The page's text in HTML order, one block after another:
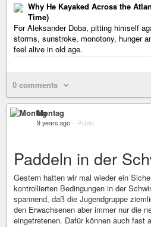
Why He Kayaked Across the
Time)
For Aleksander Doba, pitting himself
storms, sunstroke, monotony, hunger
feel alive in old age.
0 comments
Montag
9 years ago – Public
Paddeln in der
Gestern hatten wir mal wieder ein
kontrollierten Bedingungen in der
spannend, daß die Jugendgruppe
den Erwachsenen aber immer nur die
eingetretenen. Dafür können auch fast